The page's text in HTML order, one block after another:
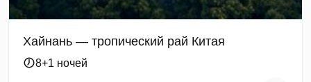
Хайнань — тропический рай Китая
8+1 ночей